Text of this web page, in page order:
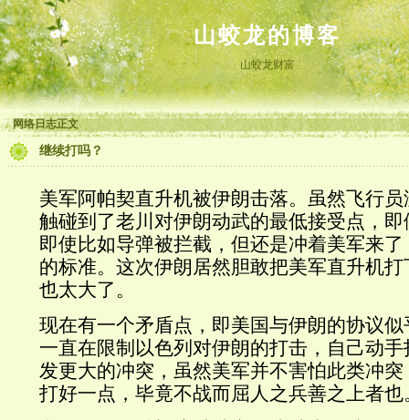
山蛟龙的博客
山蛟龙财富
网络日志正文
继续打吗？
美军阿帕契直升机被伊朗击落。虽然飞行
触碰到了老川对伊朗动武的最低接受点，
即使比如导弹被拦截，但还是冲着美军来
的标准。这次伊朗居然胆敢把美军直升机
也太大了。
现在有一个矛盾点，即美国与伊朗的协议
一直在限制以色列对伊朗的打击，自己动
发更大的冲突，虽然美军并不害怕此类冲
打好一点，毕竟不战而屈人之兵善之上者也